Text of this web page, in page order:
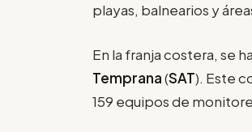
playas, balnearios y
En la franja costera, se
Temprana(SAT). Este
159 equipos de